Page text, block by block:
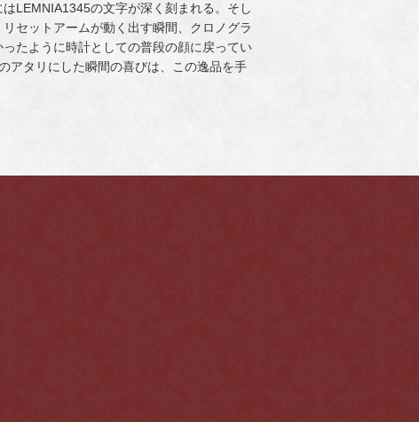
LEMNIA1345の文字が深く刻まれる。そし
セットアームが動く出す瞬間、クロノグラ
たように時計としての普段の顔に戻ってい
アタリにした瞬間の喜びは、この逸品を手